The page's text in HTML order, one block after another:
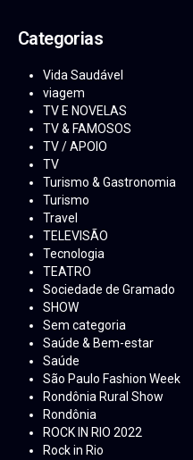
Categorias
Vida Saudável
viagem
TV E NOVELAS
TV & FAMOSOS
TV / APOIO
TV
Turismo & Gastronomia
Turismo
Travel
TELEVISÃO
Tecnologia
TEATRO
Sociedade de Gramado
SHOW
Sem categoria
Saúde & Bem-estar
Saúde
São Paulo Fashion Week
Rondônia Rural Show
Rondônia
ROCK IN RIO 2022
Rock in Rio